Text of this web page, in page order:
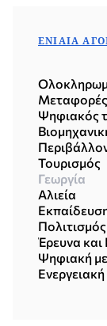
ΕΝΙΑΊΑ
Μεταφορές
Ψηφιακός
Τουρισμός
Γεωργία
Αλιεία
Έρευνα και
Ψηφιακή